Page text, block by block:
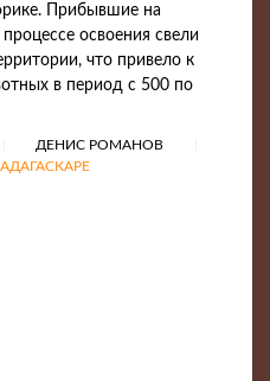
Прибывшие на
освоения свели
что привело к
в период с 500 по
ДЕНИС РОМАНОВ